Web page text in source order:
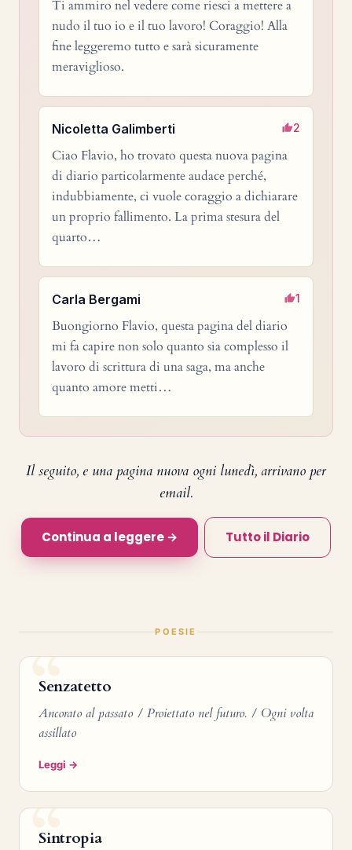
Ti ammiro nel vedere come riesci a mettere a
nudo il tuo io e il tuo lavoro! Coraggio! Alla
fine leggeremo tutto e sarà sicuramente
meraviglioso.
Nicoletta Galimberti 2
Ciao Flavio, ho trovato questa nuova pagina
di diario particolarmente audace perché,
indubbiamente, ci vuole coraggio a dichiarare
un proprio fallimento. La prima stesura del
quarto…
Carla Bergami 1
Buongiorno Flavio, questa pagina del diario
mi fa capire non solo quanto sia complesso il
lavoro di scrittura di una saga, ma anche
quanto amore metti…
Il seguito, e una pagina nuova ogni lunedì, arrivano per
email.
Continua a leggere → Tutto il Diario
POESIE
Senzatetto
Ancorato al passato / Proiettato nel futuro. / Ogni volta
assillato
Leggi →
Sintropia